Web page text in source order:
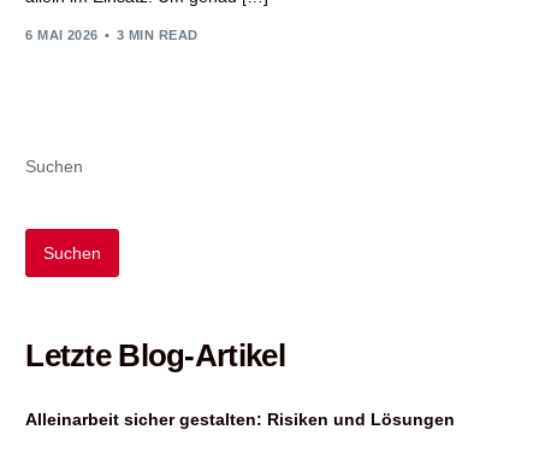
6 MAI 2026 3 MIN READ
Suchen
Suchen
Letzte Blog-Artikel
Alleinarbeit sicher gestalten: Risiken und Lösungen